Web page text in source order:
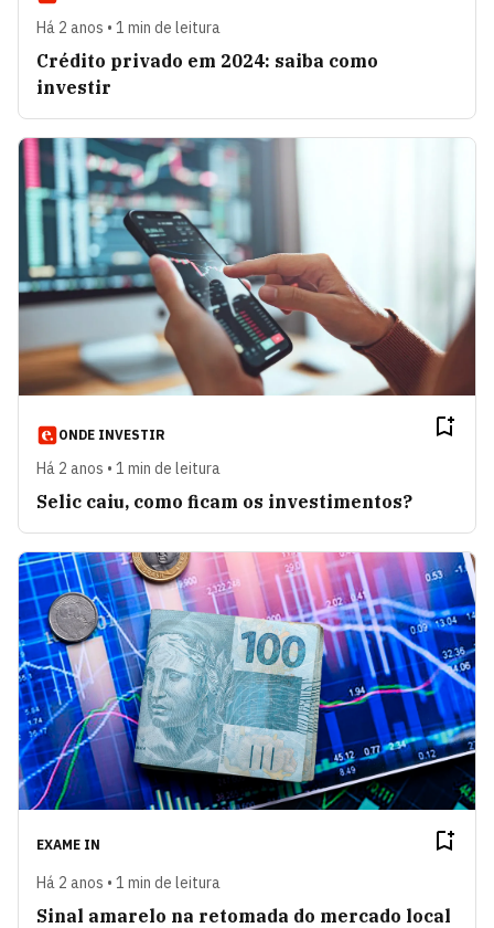
Há 2 anos • 1 min de leitura
Crédito privado em 2024: saiba como
investir
ONDE INVESTIR
Há 2 anos • 1 min de leitura
Selic caiu, como ficam os investimentos?
EXAME IN
Há 2 anos • 1 min de leitura
Sinal amarelo na retomada do mercado local